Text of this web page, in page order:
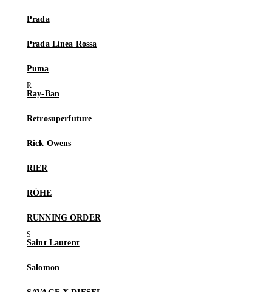
Prada
Prada Linea Rossa
Puma
Ray-Ban
Retrosuperfuture
Rick Owens
RIER
RÓHE
RUNNING ORDER
Saint Laurent
Salomon